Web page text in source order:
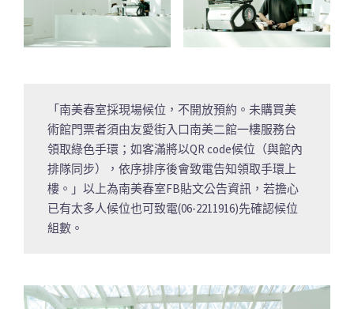
「南美春室採現場候位，不開放預約。未購買美
術館門票者須由友愛街入口南美二館一樓服務台
領取綠色手環；如客滿將以QR code候位（與館內
排隊同步），依序排序後會致電告知領取手環上
樓。」以上為南美春室FB貼文公告資訊，若擔心
已有太多人候位也可致電(06-2211916)先確認候位
組數。